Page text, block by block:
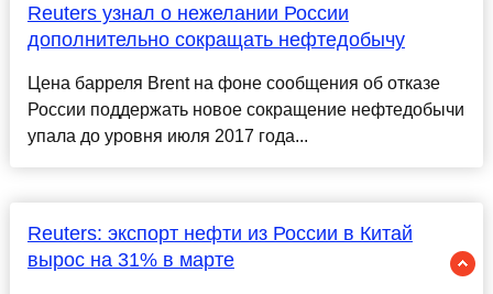
Reuters узнал о нежелании России
дополнительно сокращать нефтедобычу
Цена барреля Brent на фоне сообщения об отказе
России поддержать новое сокращение нефтедобычи
упала до уровня июля 2017 года...
Reuters: экспорт нефти из России в Китай
вырос на 31% в марте